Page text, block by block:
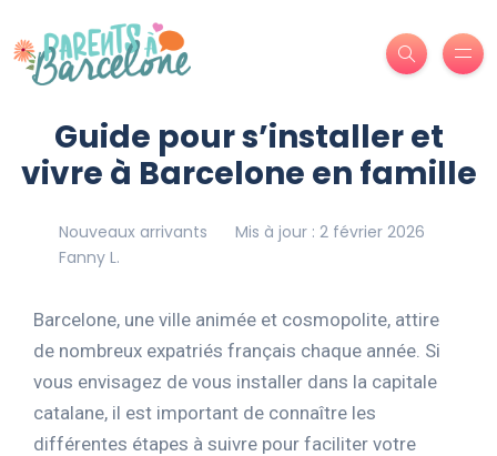
Guide pour s’installer et
vivre à Barcelone en famille
Nouveaux arrivants
Mis à jour : 2 février 2026
Fanny L.
Barcelone, une ville animée et cosmopolite, attire
de nombreux expatriés français chaque année. Si
vous envisagez de vous installer dans la capitale
catalane, il est important de connaître les
différentes étapes à suivre pour faciliter votre